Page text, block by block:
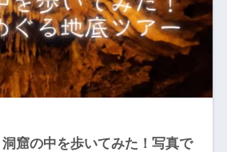
洞窟の中を歩いてみた！写真で